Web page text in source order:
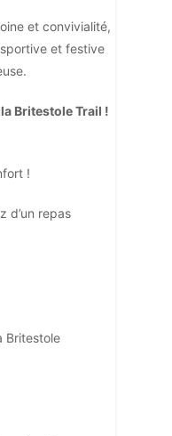
et convivialité,
et festive
Britestole Trail !
!
d’un repas
Britestole